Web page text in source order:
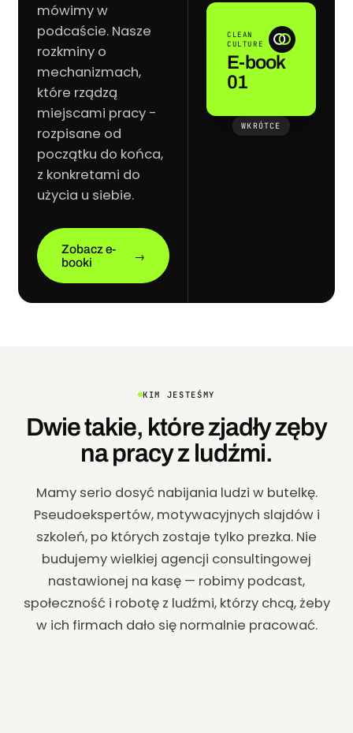
mówimy w
podcaście. Nasze
rozkminy o
mechanizmach,
które rządzą
miejscami pracy -
rozpisane od
początku do końca,
z konkretami do
użycia u siebie.
Zobacz e-
booki
→
CLEAN
CULTURE
E-book
01
WKRÓTCE
KIM JESTEŚMY
Dwie takie, które zjadły zęby
na pracy z ludźmi.
Mamy serio dosyć nabijania ludzi w butelkę.
Pseudoekspertów, motywacyjnych slajdów i
szkoleń, po których zostaje tylko prezka. Nie
budujemy wielkiej agencji consultingowej
nastawionej na kasę — robimy podcast,
społeczność i robotę z ludźmi, którzy chcą, żeby
w ich firmach dało się normalnie pracować.